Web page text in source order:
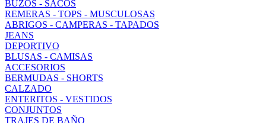
BUZOS - SACOS
REMERAS - TOPS - MUSCULOSAS
ABRIGOS - CAMPERAS - TAPADOS
JEANS
DEPORTIVO
BLUSAS - CAMISAS
ACCESORIOS
BERMUDAS - SHORTS
CALZADO
ENTERITOS - VESTIDOS
CONJUNTOS
TRAJES DE BAÑO